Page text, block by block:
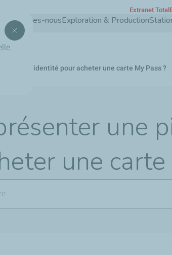
Aller
Qui sommes-nousExploration & Production
Extranet
pièce d’identité pour acheter une carte My Pass ?
une
une